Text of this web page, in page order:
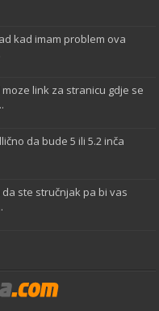
kad imam problem ova
link za stranicu gdje se
da bude 5 ili 5.2 inča
ste stručnjak pa bi vas